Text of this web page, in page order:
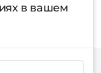
в вашем